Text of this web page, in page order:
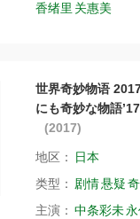
香绪里 关惠美
世界奇妙物语
にも奇妙な物語
(2017)
地区：
日本
类型： 剧情悬疑
主演： 中条彩未